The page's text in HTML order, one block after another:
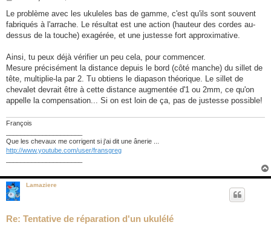
s
a
g
Le problème avec les ukuleles bas de gamme, c'est qu'ils sont souvent
fabriqués à l'arrache. Le résultat est une action (hauteur des cordes au-
dessus de la touche) exagérée, et une justesse fort approximative.
Ainsi, tu peux déjà vérifier un peu cela, pour commencer.
Mesure précisément la distance depuis le bord (côté manche) du sillet de
tête, multiplie-la par 2. Tu obtiens le diapason théorique. Le sillet de
chevalet devrait être à cette distance augmentée d'1 ou 2mm, ce qu'on
appelle la compensation... Si on est loin de ça, pas de justesse possible!
François
Que les chevaux me corrigent si j'ai dit une ânerie ...
http://www.youtube.com/user/fransgreg
Lamaziere
Re: Tentative de réparation d'un ukulélé